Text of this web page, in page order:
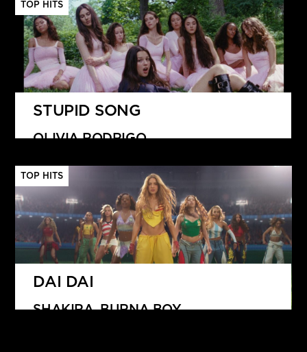
TOP HITS
STUPID SONG
OLIVIA RODRIGO
TOP HITS
DAI DAI
SHAKIRA, BURNA BOY